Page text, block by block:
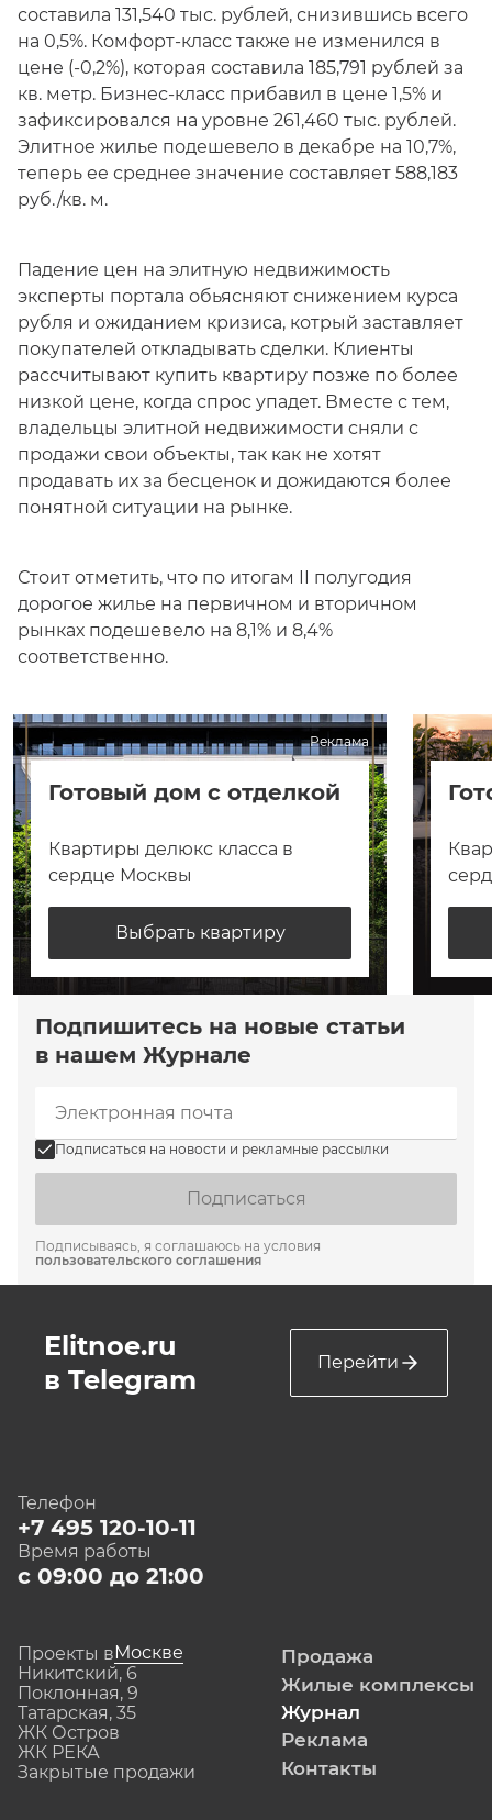
составила 131,540 тыс. рублей, снизившись всего
на 0,5%. Комфорт-класс также не изменился в
цене (-0,2%), которая составила 185,791 рублей за
кв. метр. Бизнес-класс прибавил в цене 1,5% и
зафиксировался на уровне 261,460 тыс. рублей.
Элитное жилье подешевело в декабре на 10,7%,
теперь ее среднее значение составляет 588,183
руб./кв. м.
Падение цен на элитную недвижимость
эксперты портала обьясняют снижением курса
рубля и ожиданием кризиса, котрый заставляет
покупателей откладывать сделки. Клиенты
рассчитывают купить квартиру позже по более
низкой цене, когда спрос упадет. Вместе с тем,
владельцы элитной недвижимости сняли с
продажи свои объекты, так как не хотят
продавать их за бесценок и дожидаются более
понятной ситуации на рынке.
Стоит отметить, что по итогам II полугодия
дорогое жилье на первичном и вторичном
рынках подешевело на 8,1% и 8,4%
соответственно.
Реклама
Готовый дом с отделкой
Квартиры делюкс класса в
сердце Москвы
Выбрать квартиру
Подпишитесь на новые статьи
в нашем Журнале
Подписаться на новости и рекламные рассылки
Подписаться
Подписываясь, я соглашаюсь на условия
пользовательского соглашения
Elitnoe.ru
в Telegram
Перейти
Телефон
+7 495 120-10-11
Время работы
с 09:00 до 21:00
Проекты вМоскве
Никитский, 6
Поклонная, 9
Татарская, 35
ЖК Остров
ЖК РЕКА
Закрытые продажи
Продажа
Жилые комплексы
Журнал
Реклама
Контакты